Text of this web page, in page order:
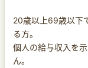
20歳以上69歳以下
る方。
個人の給与収入を
ん。